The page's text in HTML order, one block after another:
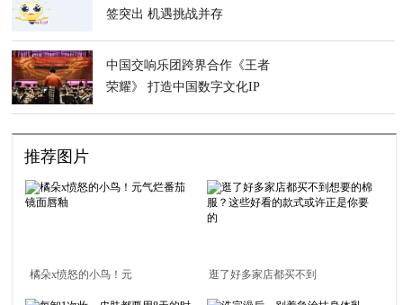
签突出 机遇挑战并存
中国交响乐团跨界合作《王者
荣耀》 打造中国数字文化IP
推荐图片
橘朵x愤怒的小鸟！元
气烂番茄镜面唇釉
逛了好多家店都买不到
想要的棉服？这些好看